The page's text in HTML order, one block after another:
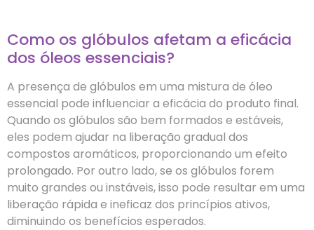
Como os glóbulos afetam a eficácia
dos óleos essenciais?
A presença de glóbulos em uma mistura de óleo
essencial pode influenciar a eficácia do produto final.
Quando os glóbulos são bem formados e estáveis,
eles podem ajudar na liberação gradual dos
compostos aromáticos, proporcionando um efeito
prolongado. Por outro lado, se os glóbulos forem
muito grandes ou instáveis, isso pode resultar em uma
liberação rápida e ineficaz dos princípios ativos,
diminuindo os benefícios esperados.